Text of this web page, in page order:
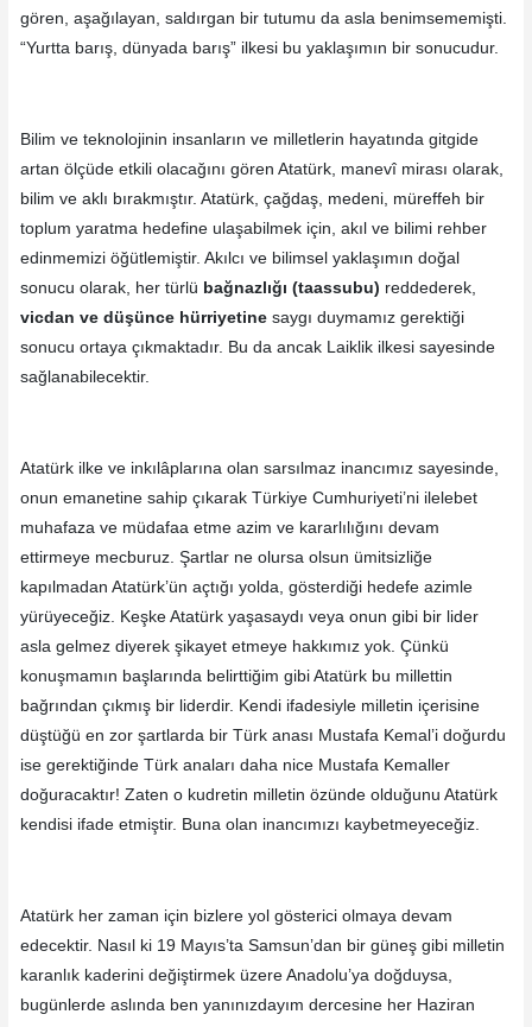
gören, aşağılayan, saldırgan bir tutumu da asla benimsememişti.
“Yurtta barış, dünyada barış” ilkesi bu yaklaşımın bir sonucudur.
Bilim ve teknolojinin insanların ve milletlerin hayatında gitgide
artan ölçüde etkili olacağını gören Atatürk, manevî mirası olarak,
bilim ve aklı bırakmıştır. Atatürk, çağdaş, medeni, müreffeh bir
toplum yaratma hedefine ulaşabilmek için, akıl ve bilimi rehber
edinmemizi öğütlemiştir. Akılcı ve bilimsel yaklaşımın doğal
sonucu olarak, her türlü bağnazlığı (taassubu) reddederek,
vicdan ve düşünce hürriyetinesaygı duymamız gerektiği
sonucu ortaya çıkmaktadır. Bu da ancak Laiklik ilkesi sayesinde
sağlanabilecektir.
Atatürk ilke ve inkılâplarına olan sarsılmaz inancımız sayesinde,
onun emanetine sahip çıkarak Türkiye Cumhuriyeti’ni ilelebet
muhafaza ve müdafaa etme azim ve kararlılığını devam
ettirmeye mecburuz. Şartlar ne olursa olsun ümitsizliğe
kapılmadan Atatürk’ün açtığı yolda, gösterdiği hedefe azimle
yürüyeceğiz. Keşke Atatürk yaşasaydı veya onun gibi bir lider
asla gelmez diyerek şikayet etmeye hakkımız yok. Çünkü
konuşmamın başlarında belirttiğim gibi Atatürk bu millettin
bağrından çıkmış bir liderdir. Kendi ifadesiyle milletin içerisine
düştüğü en zor şartlarda bir Türk anası Mustafa Kemal’i doğurdu
ise gerektiğinde Türk anaları daha nice Mustafa Kemaller
doğuracaktır! Zaten o kudretin milletin özünde olduğunu Atatürk
kendisi ifade etmiştir. Buna olan inancımızı kaybetmeyeceğiz.
Atatürk her zaman için bizlere yol gösterici olmaya devam
edecektir. Nasıl ki 19 Mayıs’ta Samsun’dan bir güneş gibi milletin
karanlık kaderini değiştirmek üzere Anadolu’ya doğduysa,
bugünlerde aslında ben yanınızdayım dercesine her Haziran